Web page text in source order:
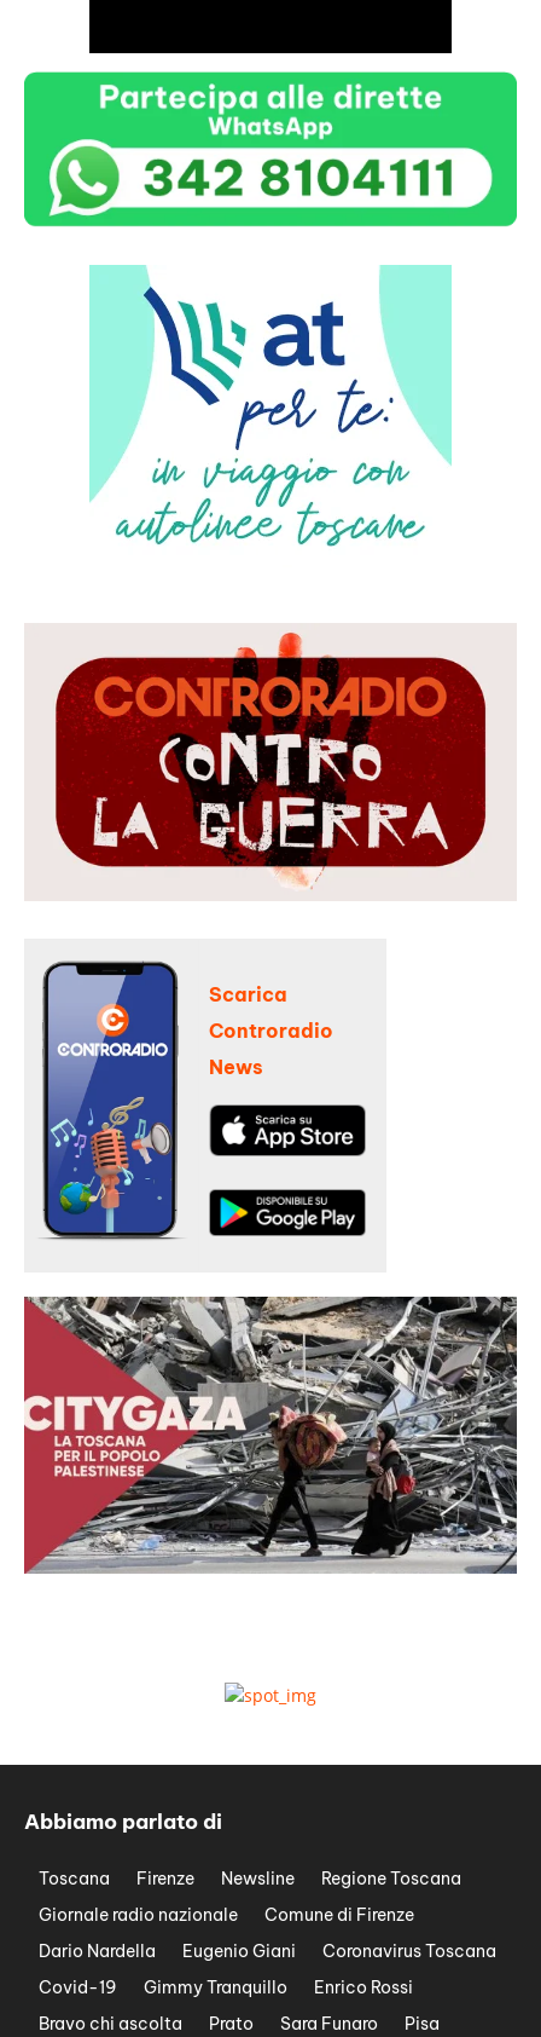
Scarica
Controradio
News
Abbiamo parlato di
Toscana Firenze Newsline
Regione Toscana
Giornale radio nazionale
Comune di Firenze
Dario Nardella
Eugenio Giani
Coronavirus Toscana
Covid-19
Gimmy Tranquillo
Enrico Rossi
Bravo chi ascolta
Prato Sara Funaro
Pisa